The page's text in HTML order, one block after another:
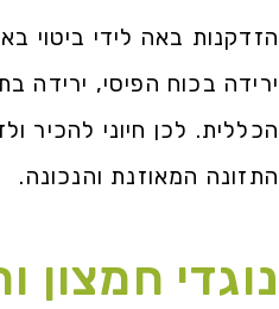
הזדקנות באה לידי ביטוי
ירידה בכוח הפיסי, ירידה
הכללית. לכן חיוני להכיר
התזונה המאוזנת והנכונה.
נוגדי